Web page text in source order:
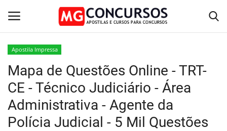
Home
Apostilas PDF
Apostila Impressa
Apostila Impressa
Mapa de Questões Online - TRT-
CE - Técnico Judiciário - Área
Administrativa - Agente da
Polícia Judicial - 5 Mil Questões